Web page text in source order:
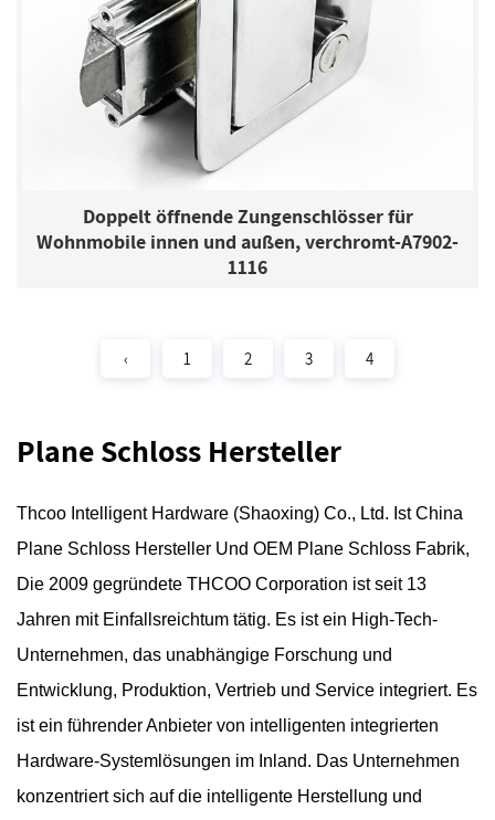
Doppelt öffnende Zungenschlösser für
Wohnmobile innen und außen, verchromt-A7902-
1116
‹ 1 2 3 4
Plane Schloss Hersteller
Thcoo Intelligent Hardware (Shaoxing) Co., Ltd. IstChina
Plane Schloss Hersteller Und OEM Plane Schloss Fabrik,
Die 2009 gegründete THCOO Corporation ist seit 13
Jahren mit Einfallsreichtum tätig. Es ist ein High-Tech-
Unternehmen, das unabhängige Forschung und
Entwicklung, Produktion, Vertrieb und Service integriert. Es
ist ein führender Anbieter von intelligenten integrierten
Hardware-Systemlösungen im Inland. Das Unternehmen
konzentriert sich auf die intelligente Herstellung und